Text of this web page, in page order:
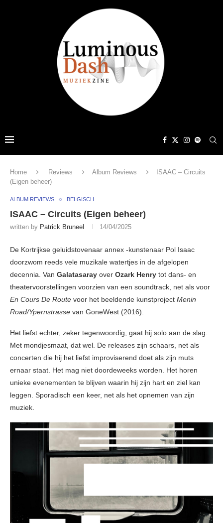
Home Reviews Album Reviews
ISAAC – Circuits
(Eigen beheer)
ALBUM REVIEWS BELGISCH
ISAAC – Circuits (Eigen beheer)
written by Patrick Bruneel 14/04/2025
De Kortrijkse geluidstovenaar annex -kunstenaar Pol Isaac
doorzwom reeds vele muzikale watertjes in de afgelopen
decennia. Van Galatasaray over Ozark Henry tot dans- en
theatervoorstellingen voorzien van een soundtrack, net als voor
En Cours De Route voor het beeldende kunstproject Menin
Road/Ypernstrasse van GoneWest (2016).
Het liefst echter, zeker tegenwoordig, gaat hij solo aan de slag.
Met mondjesmaat, dat wel. De releases zijn schaars, net als
concerten die hij het liefst improviserend doet als zijn muts
ernaar staat. Het mag niet doordeweeks worden. Het horen
unieke evenementen te blijven waarin hij zijn hart en ziel kan
leggen. Sporadisch een keer, net als het opnemen van zijn
muziek.